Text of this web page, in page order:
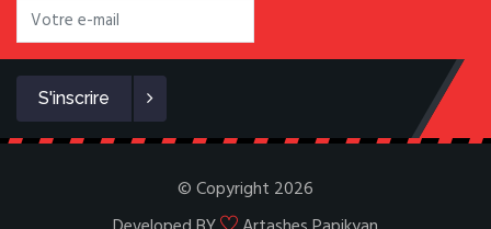
S'inscrire
© Copyright 2026